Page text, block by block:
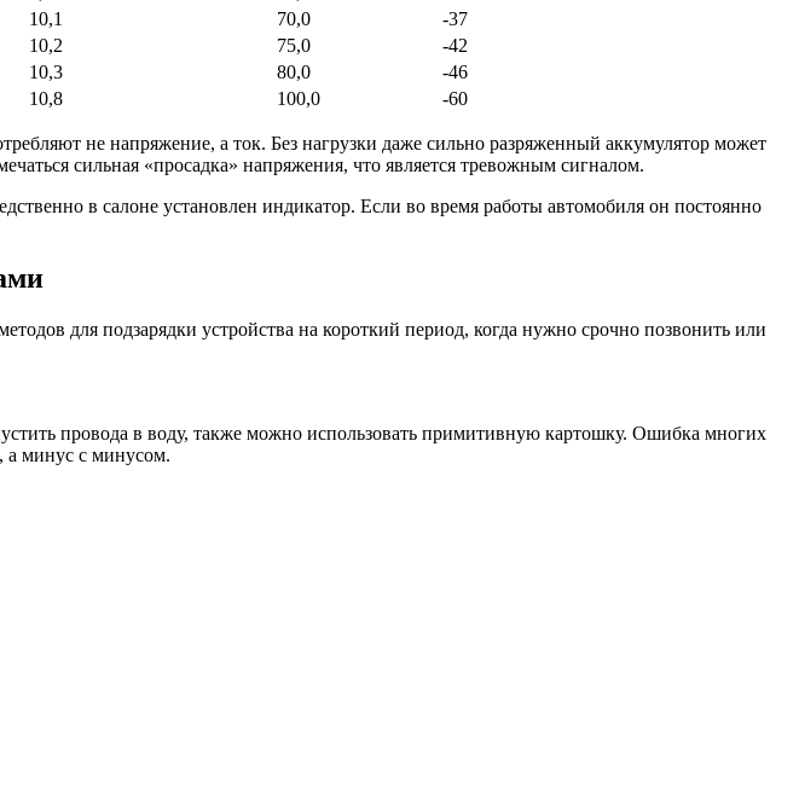
10,1 70,0
-37
10,2 75,0
-42
10,3 80,0
-46
10,8 100,0 -60
не напряжение, а ток. Без нагрузки даже сильно разряженный аккумулятор может
сильная «просадка» напряжения, что является тревожным сигналом.
в салоне установлен индикатор. Если во время работы автомобиля он постоянно
для подзарядки устройства на короткий период, когда нужно срочно позвонить или
провода в воду, также можно использовать примитивную картошку. Ошибка многих
а минус с минусом.